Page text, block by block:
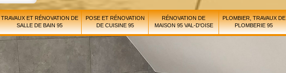
TRAVAUX ET RÉNOVATION DE
SALLE DE BAIN 95
POSE ET RÉNOVATION
DE CUISINE 95
RÉNOVATION DE
MAISON 95 VAL-D'OISE
PLOMBIER, TRAVAUX DE
PLOMBERIE 95